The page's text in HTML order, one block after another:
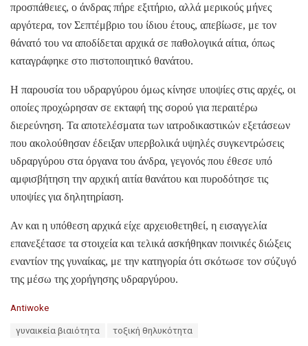
προσπάθειες, ο άνδρας πήρε εξιτήριο, αλλά μερικούς μήνες
αργότερα, τον Σεπτέμβριο του ίδιου έτους, απεβίωσε, με τον
θάνατό του να αποδίδεται αρχικά σε παθολογικά αίτια, όπως
καταγράφηκε στο πιστοποιητικό θανάτου.
Η παρουσία του υδραργύρου όμως κίνησε υποψίες στις αρχές, οι
οποίες προχώρησαν σε εκταφή της σορού για περαιτέρω
διερεύνηση. Τα αποτελέσματα των ιατροδικαστικών εξετάσεων
που ακολούθησαν έδειξαν υπερβολικά υψηλές συγκεντρώσεις
υδραργύρου στα όργανα του άνδρα, γεγονός που έθεσε υπό
αμφισβήτηση την αρχική αιτία θανάτου και πυροδότησε τις
υποψίες για δηλητηρίαση.
Αν και η υπόθεση αρχικά είχε αρχειοθετηθεί, η εισαγγελία
επανεξέτασε τα στοιχεία και τελικά ασκήθηκαν ποινικές διώξεις
εναντίον της γυναίκας, με την κατηγορία ότι σκότωσε τον σύζυγό
της μέσω της χορήγησης υδραργύρου.
C
Antiwoke
γυναικεία βιαιότητα τοξική θηλυκότητα